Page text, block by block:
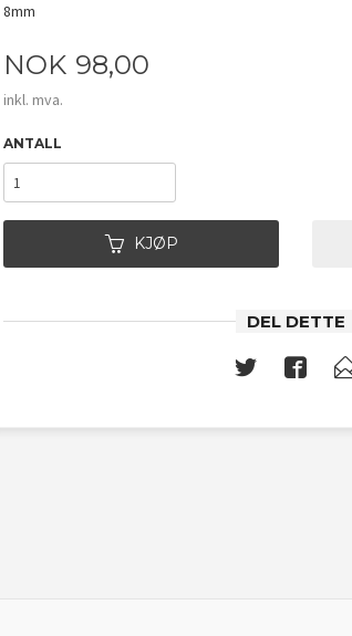
8mm
Pris
NOK 98,00
inkl. mva.
ANTALL
KJØP
DEL DETTE